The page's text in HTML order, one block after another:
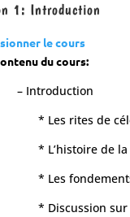
1: Introduction
le cours
du cours:
– Introduction
* Les rites de
* L’histoire de
* Les
* Discussion